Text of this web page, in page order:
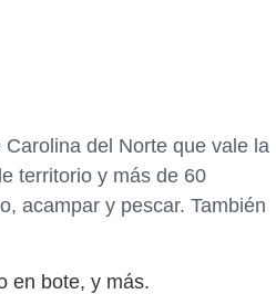
del Norte que vale la
territorio y más de 60
acampar y pescar. También
en bote, y más.